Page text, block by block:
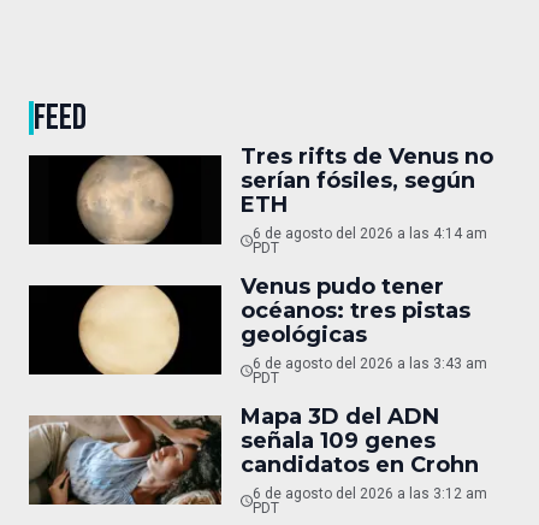
FEED
Tres rifts de Venus no
serían fósiles, según
ETH
6 de agosto del 2026 a las 4:14 am
PDT
Venus pudo tener
océanos: tres pistas
geológicas
6 de agosto del 2026 a las 3:43 am
PDT
Mapa 3D del ADN
señala 109 genes
candidatos en Crohn
6 de agosto del 2026 a las 3:12 am
PDT